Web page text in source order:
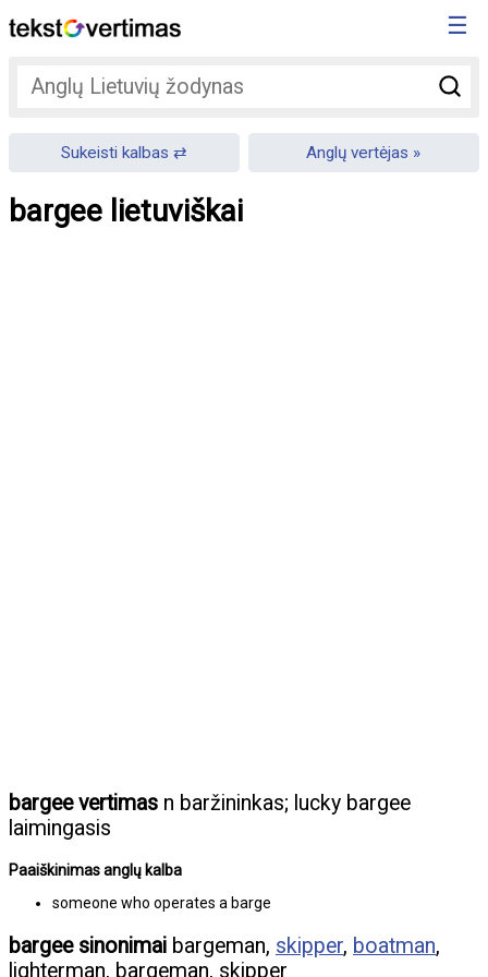
☰
Sukeisti kalbas Anglų vertėjas
bargee lietuviškai
bargee vertimas n baržininkas; lucky bargee
laimingasis
Paaiškinimas anglų kalba
someone who operates a barge
bargee sinonimai bargeman, skipper, boatman,
lighterman, bargeman, skipper